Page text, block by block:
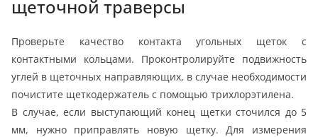
щеточной траверсы
Проверьте качество контакта угольных щеток с
контактными кольцами. Проконтролируйте подвижность
углей в щеточных направляющих, в случае необходимости
почистите щеткодержатель с помощью трихлорэтилена.
В случае, если выступающий конец щетки сточился до 5
мм, нужно приправлять новую щетку. Для измерения